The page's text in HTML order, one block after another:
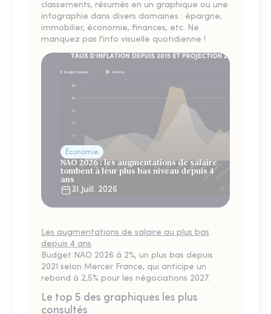
classements, résumés en un graphique ou une
infographie dans divers domaines : épargne,
immobilier, économie, finances, etc. Ne
manquez pas l'info visuelle quotidienne !
Économie
NAO 2026 : les augmentations de salaire
tombent à leur plus bas niveau depuis 4
ans
31 Juill. 2026
Les augmentations de salaire au plus bas
depuis 4 ans
Budget NAO 2026 à 2%, un plus bas depuis
2021 selon Mercer France, qui anticipe un
rebond à 2,5% pour les négociations 2027.
Le top 5 des graphiques les plus
consultés